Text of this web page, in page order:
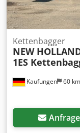
Kaufungen 60 km
Kettenbagger
NEW
1ES